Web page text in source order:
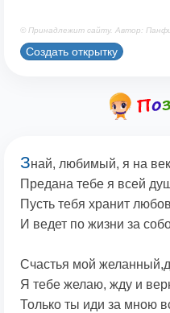
© Принадлежит сайту. Автор:
Создать открытку
Знай, любимый, я на
Предана тебе я всей
Пусть тебя хранит
И ведет по жизни за
Счастья мой
Я тебе желаю, жду и
Только ты иди за мною